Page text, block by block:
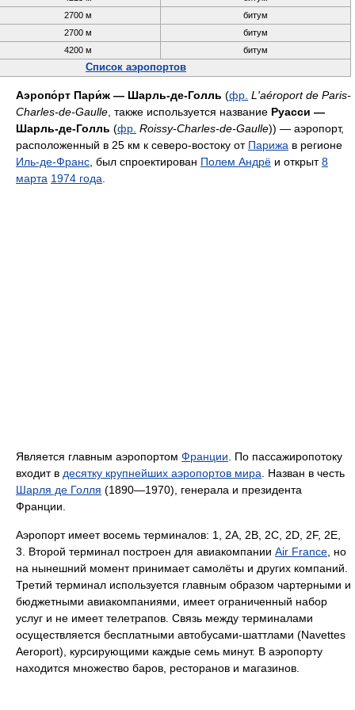
2700 м
битум
2700 м
битум
4200 м
битум
Список аэропортов
Аэропо́рт Пари́ж — Шарль-де-Голль (фр. L'aéroport de Paris-
Charles-de-Gaulle , также используется название Руасси —
Шарль-де-Голль (фр. Roissy-Charles-de-Gaulle)) — аэропорт,
расположенный в 25 км к северо-востоку от Парижа в регионе
Иль-де-Франс , был спроектирован Полем Андрё и открыт8
марта 1974 года
Является главным аэропортом Франции . По пассажиропотоку
входит в десятку крупнейших аэропортов мира . Назван в честь
Шарля де Голля (1890—1970), генерала и президента
Франции.
Аэропорт имеет восемь терминалов: 1, 2A, 2B, 2C, 2D, 2F, 2E,
3. Второй терминал построен для авиакомпании Air France , но
на нынешний момент принимает самолёты и других компаний.
Третий терминал используется главным образом чартерными и
бюджетными авиакомпаниями, имеет ограниченный набор
услуг и не имеет телетрапов. Связь между терминалами
осуществляется бесплатными автобусами-шаттлами (Navettes
Aeroport), курсирующими каждые семь минут. В аэропорту
находится множество баров, ресторанов и магазинов.